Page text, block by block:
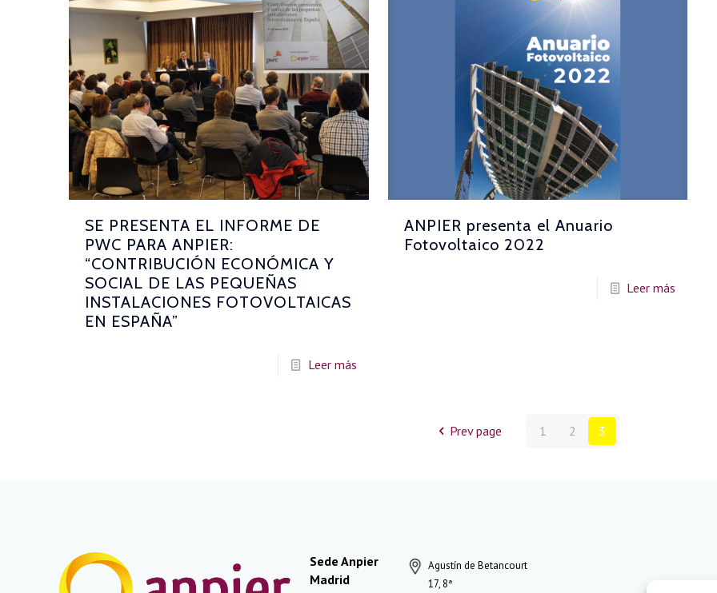
SE PRESENTA EL INFORME DE
PWC PARA ANPIER:
“CONTRIBUCIÓN ECONÓMICA Y
SOCIAL DE LAS PEQUEÑAS
INSTALACIONES FOTOVOLTAICAS
EN ESPAÑA”
Leer más
ANPIER presenta el Anuario
Fotovoltaico 2022
Leer más
Prev page 1 2 3
Sede Anpier
Madrid
Agustín de Betancourt
17, 8ª